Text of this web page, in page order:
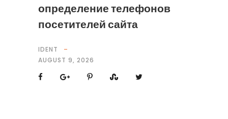
определение телефонов
посетителей сайта
IDENT
AUGUST 9, 2026